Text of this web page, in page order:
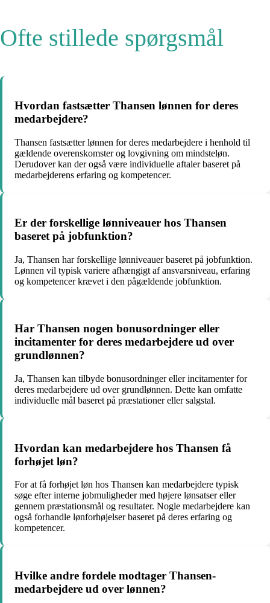
Ofte stillede spørgsmål
Hvordan fastsætter Thansen lønnen for deres
medarbejdere?
Thansen fastsætter lønnen for deres medarbejdere i henhold til
gældende overenskomster og lovgivning om mindsteløn.
Derudover kan der også være individuelle aftaler baseret på
medarbejderens erfaring og kompetencer.
Er der forskellige lønniveauer hos Thansen
baseret på jobfunktion?
Ja, Thansen har forskellige lønniveauer baseret på jobfunktion.
Lønnen vil typisk variere afhængigt af ansvarsniveau, erfaring
og kompetencer krævet i den pågældende jobfunktion.
Har Thansen nogen bonusordninger eller
incitamenter for deres medarbejdere ud over
grundlønnen?
Ja, Thansen kan tilbyde bonusordninger eller incitamenter for
deres medarbejdere ud over grundlønnen. Dette kan omfatte
individuelle mål baseret på præstationer eller salgstal.
Hvordan kan medarbejdere hos Thansen få
forhøjet løn?
For at få forhøjet løn hos Thansen kan medarbejdere typisk
søge efter interne jobmuligheder med højere lønsatser eller
gennem præstationsmål og resultater. Nogle medarbejdere kan
også forhandle lønforhøjelser baseret på deres erfaring og
kompetencer.
Hvilke andre fordele modtager Thansen-
medarbejdere ud over lønnen?